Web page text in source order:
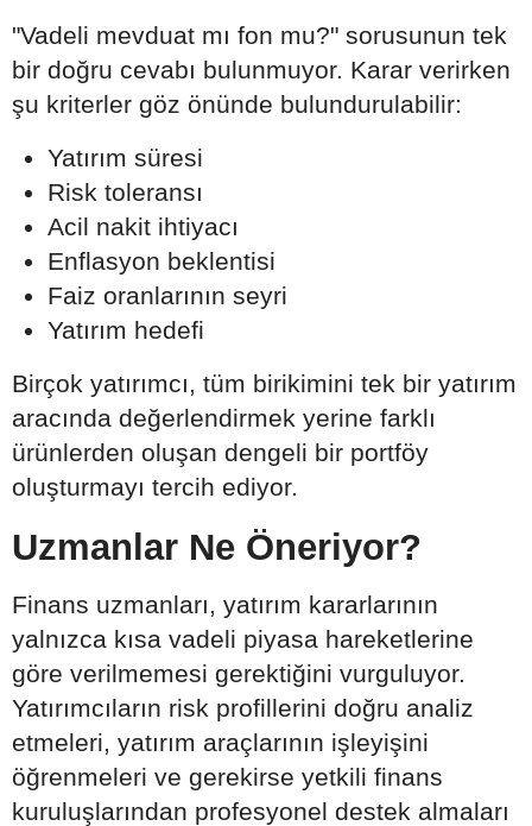
"Vadeli mevduat mı fon mu?" sorusunun tek
bir doğru cevabı bulunmuyor. Karar verirken
şu kriterler göz önünde bulundurulabilir:
Yatırım süresi
Risk toleransı
Acil nakit ihtiyacı
Enflasyon beklentisi
Faiz oranlarının seyri
Yatırım hedefi
Birçok yatırımcı, tüm birikimini tek bir yatırım
aracında değerlendirmek yerine farklı
ürünlerden oluşan dengeli bir portföy
oluşturmayı tercih ediyor.
Uzmanlar Ne Öneriyor?
Finans uzmanları, yatırım kararlarının
yalnızca kısa vadeli piyasa hareketlerine
göre verilmemesi gerektiğini vurguluyor.
Yatırımcıların risk profillerini doğru analiz
etmeleri, yatırım araçlarının işleyişini
öğrenmeleri ve gerekirse yetkili finans
kuruluşlarından profesyonel destek almaları